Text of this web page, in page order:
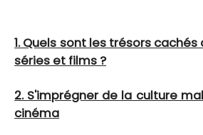
1. Quels sont les trésors
séries et films ?
2. S'imprégner de la culture
cinéma